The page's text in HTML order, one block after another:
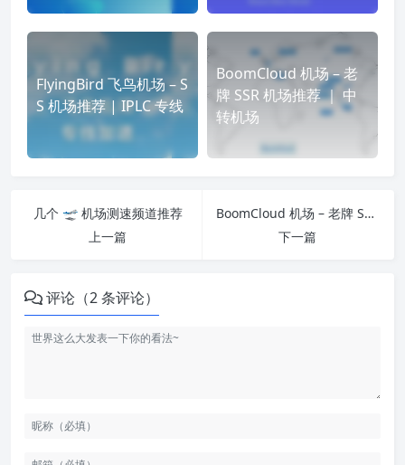
FlyingBird 飞鸟机场 – S
S 机场推荐 | IPLC 专线
BoomCloud 机场 – 老
牌 SSR 机场推荐 ｜ 中
转机场
几个 🛫 机场测速频道推荐
上一篇
BoomCloud 机场 – 老牌 SSR 机场推荐 ｜ 中转机场
下一篇
评论（2 条评论）